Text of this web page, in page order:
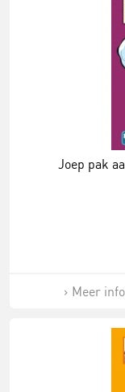
Joep pak
Meer info